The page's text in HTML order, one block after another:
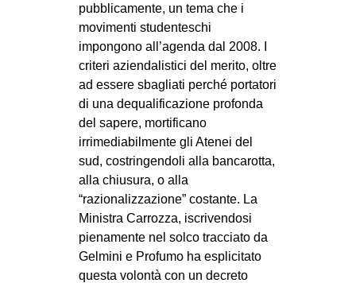
pubblicamente, un tema che i
movimenti studenteschi
impongono all’agenda dal 2008. I
criteri aziendalistici del merito, oltre
ad essere sbagliati perché portatori
di una dequalificazione profonda
del sapere, mortificano
irrimediabilmente gli Atenei del
sud, costringendoli alla bancarotta,
alla chiusura, o alla
“razionalizzazione” costante. La
Ministra Carrozza, iscrivendosi
pienamente nel solco tracciato da
Gelmini e Profumo ha esplicitato
questa volontà con un decreto